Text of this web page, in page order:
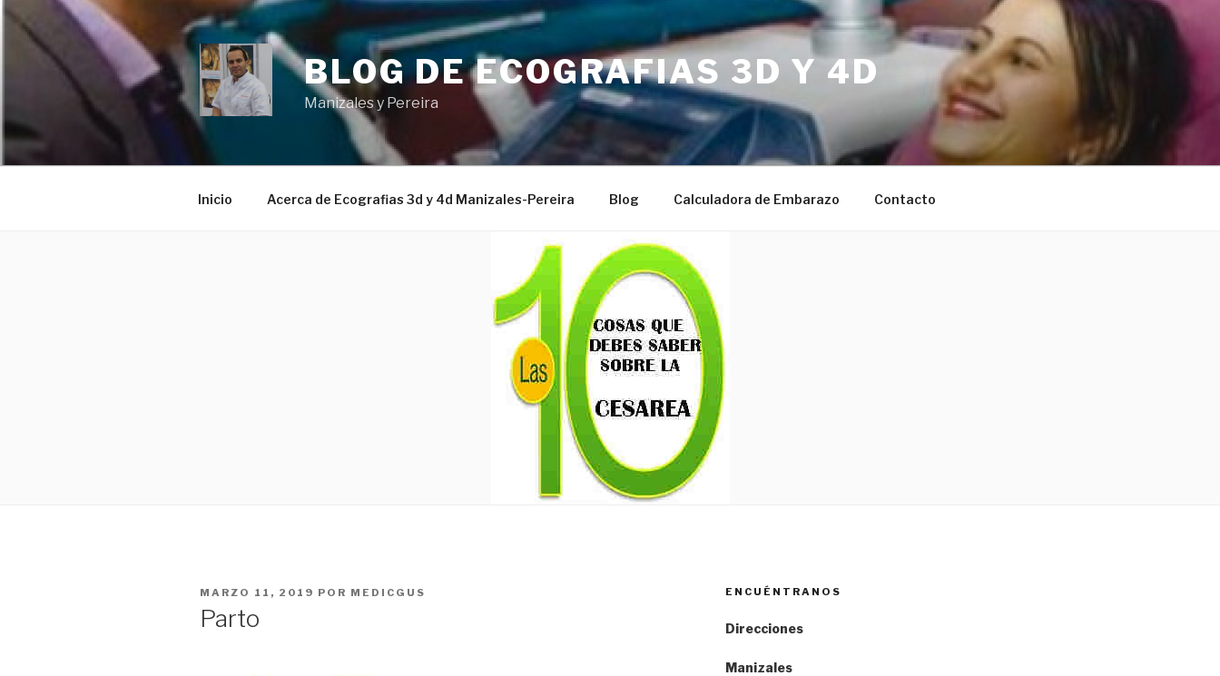
Ir
contenido
BLOG DE ECOGRAFIAS 3D Y 4D
Manizales y Pereira
Inicio Acerca de Ecografias 3d y 4d Manizales-Pereira Blog Calculadora de Embarazo Contacto
PUBLICADO
EN
MARZO 11, 2019 POR MEDICGUS
Parto
ENCUÉNTRANOS
Direcciones
Manizales